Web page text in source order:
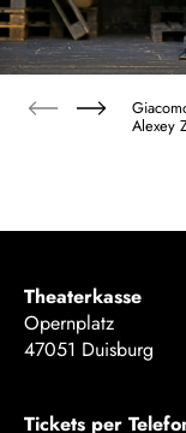
Alexey
Theaterkasse
Opernplatz
47051 Duisburg
Tickets per